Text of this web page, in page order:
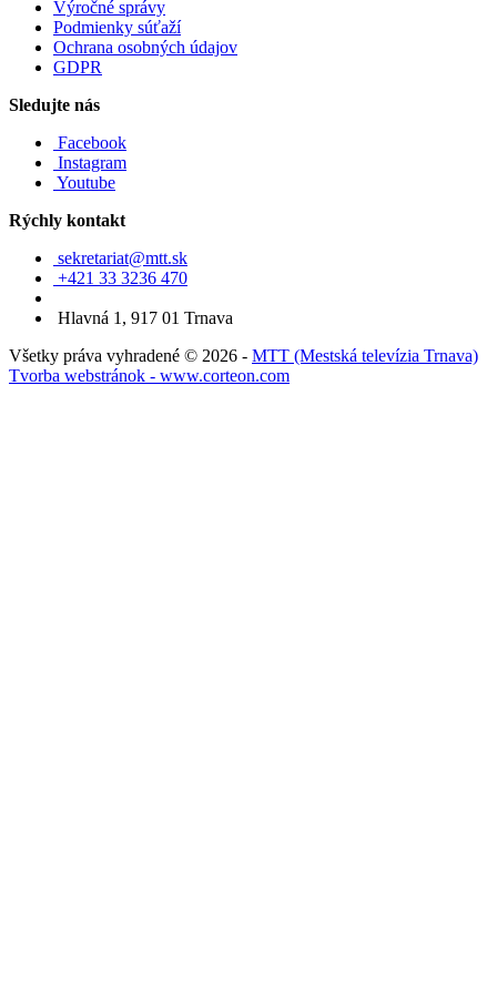
Výročné správy
Podmienky súťaží
Ochrana osobných údajov
GDPR
Sledujte nás
Facebook
Instagram
Youtube
Rýchly kontakt
sekretariat@mtt.sk
+421 33 3236 470
Hlavná 1, 917 01 Trnava
Všetky práva vyhradené © 2026 - MTT (Mestská televízia Trnava)
Tvorba webstránok - www.corteon.com